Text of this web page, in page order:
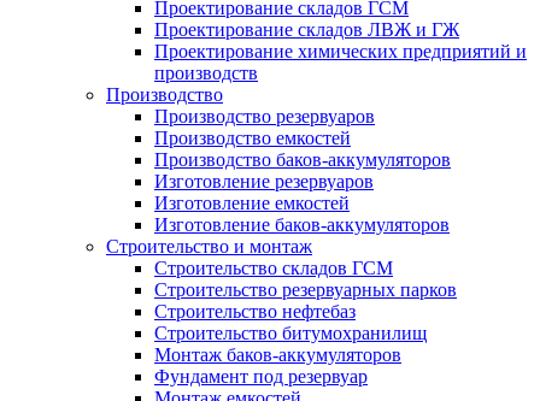
Проектирование складов ГСМ
Проектирование складов ЛВЖ и ГЖ
Проектирование химических предприятий и
производств
Производство
Производство резервуаров
Производство емкостей
Производство баков-аккумуляторов
Изготовление резервуаров
Изготовление емкостей
Изготовление баков-аккумуляторов
Строительство и монтаж
Строительство складов ГСМ
Строительство резервуарных парков
Строительство нефтебаз
Строительство битумохранилищ
Монтаж баков-аккумуляторов
Фундамент под резервуар